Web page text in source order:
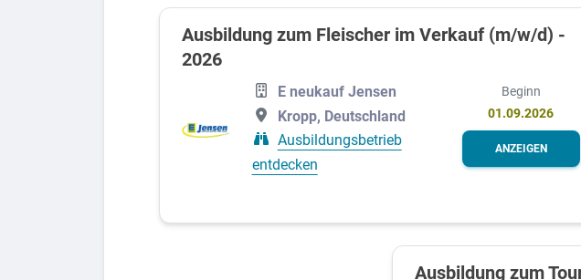
Ausbildung zum Fleischer im Verkauf (m/w/d) -
2026
E neukauf Jensen
Kropp, Deutschland
Ausbildungsbetrieb
entdecken
Beginn
01.09.2026
ANZEIGEN
Ausbildung zum